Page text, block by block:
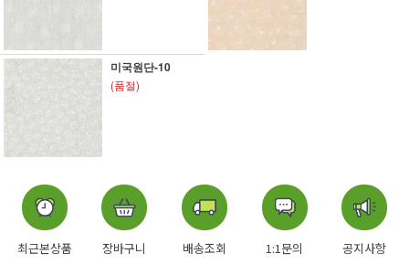
미국원단-10
(품절)
최근본상품 장바구니 배송조회 1:1문의 공지사항